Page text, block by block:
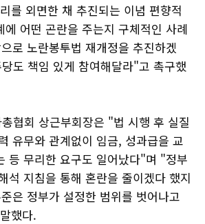
를 외면한 채 추진되는 이념 편향적
에 어떤 곤란을 주는지 구체적인 사례
로 노란봉투법 재개정을 추진하겠
도 책임 있게 참여해달라"고 촉구했
협회 상근부회장은 "법 시행 후 실질
유무와 관계없이 임금, 성과급을 교
등 무리한 요구도 일어났다"며 "정부
석 지침을 통해 혼란을 줄이겠다 했지
은 정부가 설정한 범위를 벗어나고
했다.